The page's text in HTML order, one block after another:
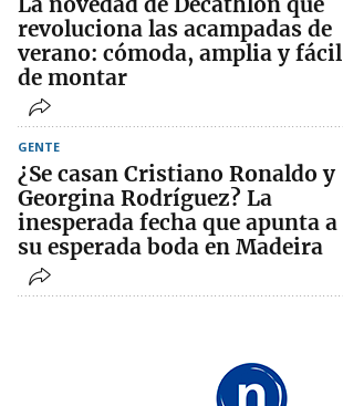
revoluciona las acampadas de
verano: cómoda, amplia y fácil
de montar
GENTE
¿Se casan Cristiano Ronaldo y
Georgina Rodríguez? La
inesperada fecha que apunta a
su esperada boda en Madeira